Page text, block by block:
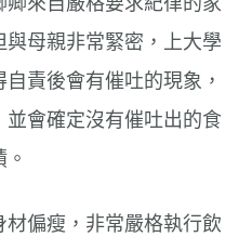
母親非常緊密，上大學
責後會有催吐的現象，
會確定沒有催吐出的食
偏瘦，非常嚴格執行飲